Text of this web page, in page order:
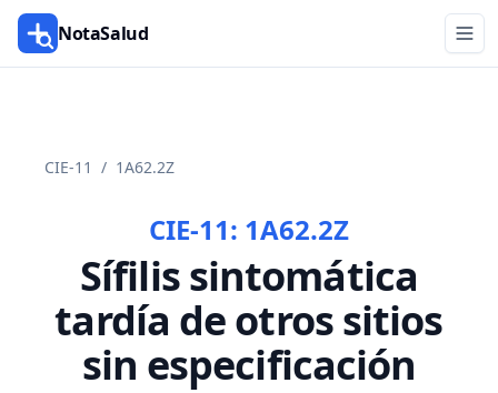
NotaSalud
CIE-11 / 1A62.2Z
CIE-11: 1A62.2Z
Sífilis sintomática
tardía de otros sitios
sin especificación